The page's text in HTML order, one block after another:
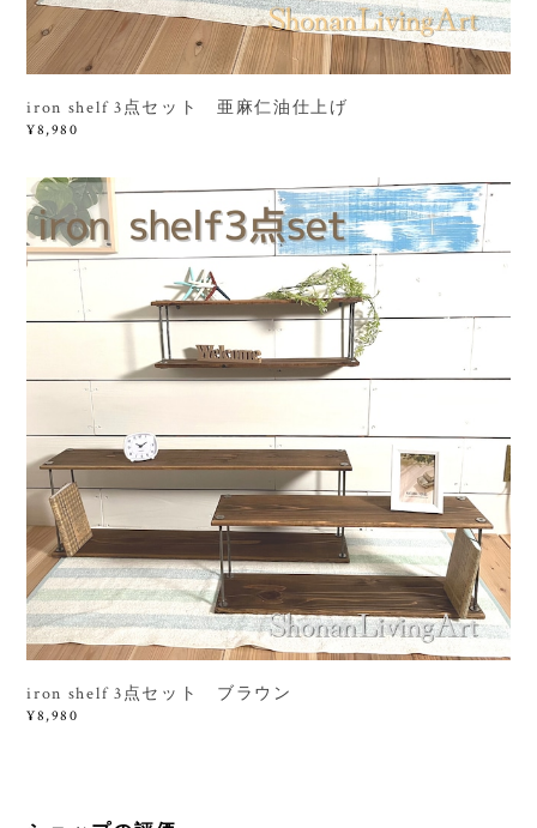
iron shelf 3点セット 亜麻仁油仕上げ
¥8,980
iron shelf 3点セット ブラウン
¥8,980